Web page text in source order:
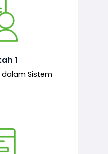
1
dalam Sistem
permohonan
oleh pemohon,